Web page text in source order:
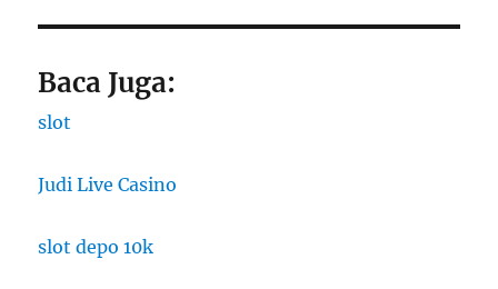
Baca Juga:
slot
Judi Live Casino
slot depo 10k